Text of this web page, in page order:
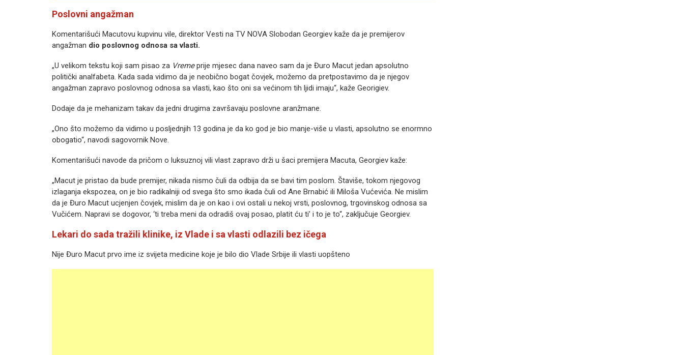
Poslovni angažman
Komentarišući Macutovu kupvinu vile, direktor Vesti na TV NOVA Slobodan Georgiev kaže da je premijerov
angažman dio poslovnog odnosa sa vlasti.
„U velikom tekstu koji sam pisao za Vremeprije mjesec dana naveo sam da je Đuro Macut jedan apsolutno
politički analfabeta. Kada sada vidimo da je neobično bogat čovjek, možemo da pretpostavimo da je njegov
angažman zapravo poslovnog odnosa sa vlasti, kao što oni sa većinom tih ljidi imaju“, kaže Georigiev.
Dodaje da je mehanizam takav da jedni drugima završavaju poslovne aranžmane.
„Ono što možemo da vidimo u posljednjih 13 godina je da ko god je bio manje-više u vlasti, apsolutno se enormno
obogatio“, navodi sagovornik Nove.
Komentarišući navode da pričom o luksuznoj vili vlast zapravo drži u šaci premijera Macuta, Georgiev kaže:
„Macut je pristao da bude premijer, nikada nismo čuli da odbija da se bavi tim poslom. Štaviše, tokom njegovog
izlaganja ekspozea, on je bio radikalniji od svega što smo ikada čuli od Ane Brnabić ili Miloša Vućevića. Ne mislim
da je Đuro Macut ucjenjen čovjek, mislim da je on kao i ovi ostali u nekoj vrsti, poslovnog, trgovinskog odnosa sa
Vučićem. Napravi se dogovor, ‘ti treba meni da odradiš ovaj posao, platit ću ti’ i to je to“, zaključuje Georgiev.
Lekari do sada tražili klinike, iz Vlade i sa vlasti odlazili bez ičega
Nije Đuro Macut prvo ime iz svijeta medicine koje je bilo dio Vlade Srbije ili vlasti uopšteno